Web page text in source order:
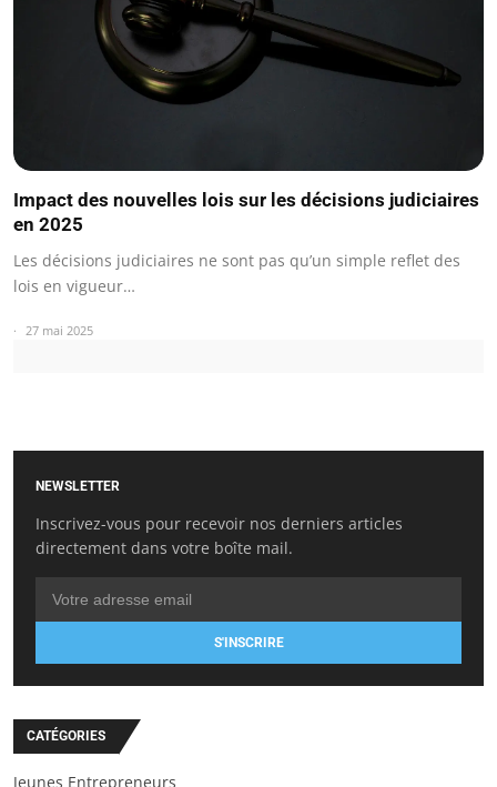
Impact des nouvelles lois sur les décisions judiciaires
en 2025
Les décisions judiciaires ne sont pas qu’un simple reflet des
lois en vigueur…
27 mai 2025
NEWSLETTER
Inscrivez-vous pour recevoir nos derniers articles
directement dans votre boîte mail.
S'INSCRIRE
CATÉGORIES
Jeunes Entrepreneurs